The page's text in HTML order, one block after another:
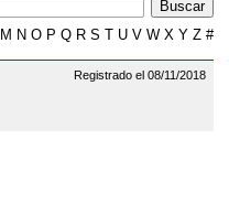
M N O P Q R S T U V W X Y Z #
Registrado el 08/11/2018